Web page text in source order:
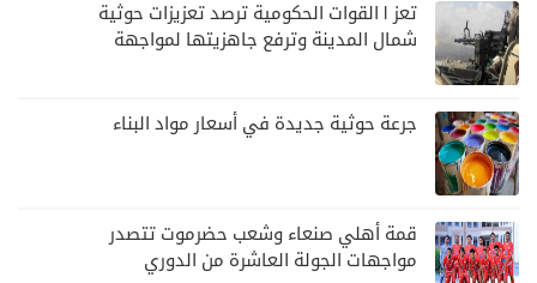
تعز | القوات الحكومية ترصد تعزيزات حوثية
شمال المدينة وترفع جاهزيتها لمواجهة
جرعة حوثية جديدة في أسعار مواد البناء
قمة أهلي صنعاء وشعب حضرموت تتصدر
مواجهات الجولة العاشرة من الدوري